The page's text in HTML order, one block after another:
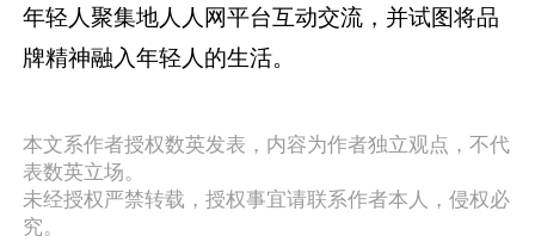
年轻人聚集地人人网平台互动交流，并试图将品
牌精神融入年轻人的生活。
本文系作者授权数英发表，内容为作者独立观点，不代
表数英立场。
未经授权严禁转载，授权事宜请联系作者本人，侵权必
究。